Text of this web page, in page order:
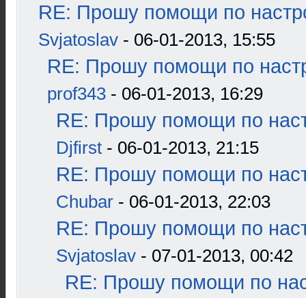
RE: Прошу помощи по
Svjatoslav - 06-01-2013, 15:55
RE: Прошу помощи по
prof343 - 06-01-2013, 16:29
RE: Прошу помощи по
Djfirst - 06-01-2013, 21:15
RE: Прошу помощи по
Chubar - 06-01-2013, 22:03
RE: Прошу помощи по
Svjatoslav - 07-01-2013, 00:42
RE: Прошу помощи по